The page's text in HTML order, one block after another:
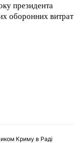
президента
оборонних витрат
Криму в Раді